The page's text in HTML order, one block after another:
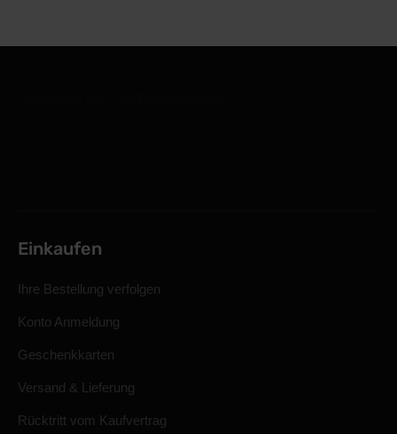
Einkaufen
Ihre Bestellung verfolgen
Konto Anmeldung
Geschenkkarten
Versand & Lieferung
Rücktritt vom Kaufvertrag